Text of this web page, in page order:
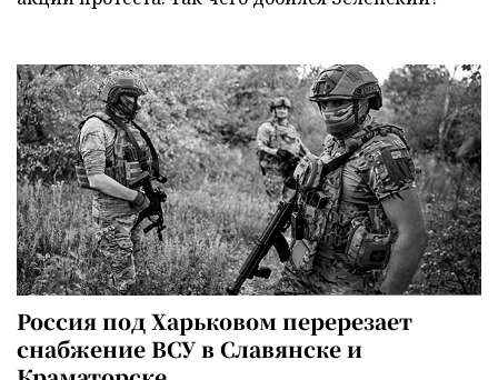
Россия под Харьковом перерезает
снабжение ВСУ в Славянске и